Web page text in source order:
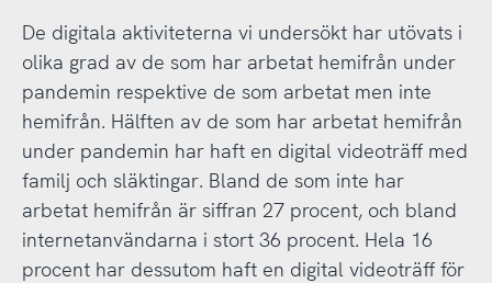
De digitala aktiviteterna vi undersökt har utövats i
olika grad av de som har arbetat hemifrån under
pandemin respektive de som arbetat men inte
hemifrån. Hälften av de som har arbetat hemifrån
under pandemin har haft en digital videoträff med
familj och släktingar. Bland de som inte har
arbetat hemifrån är siffran 27 procent, och bland
internetanvändarna i stort 36 procent. Hela 16
procent har dessutom haft en digital videoträff för